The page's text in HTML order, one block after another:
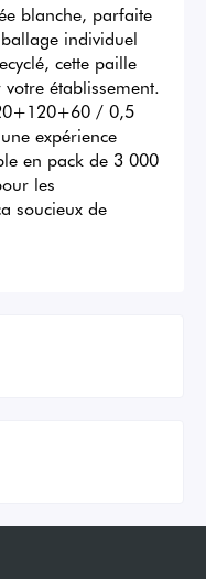
blanche, parfaite
individuel
cette paille
établissement.
/ 0,5
expérience
en pack de 3 000
les
soucieux de